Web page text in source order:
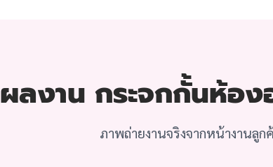
ผลงาน กระจกกั้นห้อ
ภาพถ่ายงานจริงจากหน้างานลู